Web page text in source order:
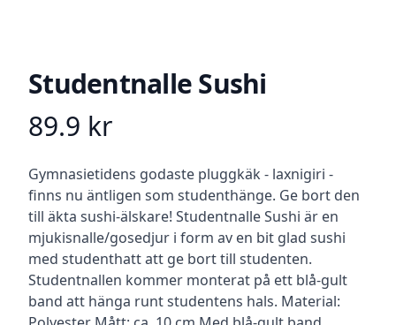
Studentnalle Sushi
Product information
89.9 kr
Beskrivning
Gymnasietidens godaste pluggkäk - laxnigiri -
finns nu äntligen som studenthänge. Ge bort den
till äkta sushi-älskare! Studentnalle Sushi är en
mjukisnalle/gosedjur i form av en bit glad sushi
med studenthatt att ge bort till studenten.
Studentnallen kommer monterat på ett blå-gult
band att hänga runt studentens hals. Material: